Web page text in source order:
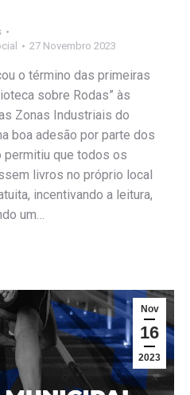
27 Novembro 2023
o término das primeiras
sobre Rodas” às
Zonas Industriais do
boa adesão por parte dos
permitiu que todos os
livros no próprio local
incentivando a leitura,
um…
Nov
16
2023